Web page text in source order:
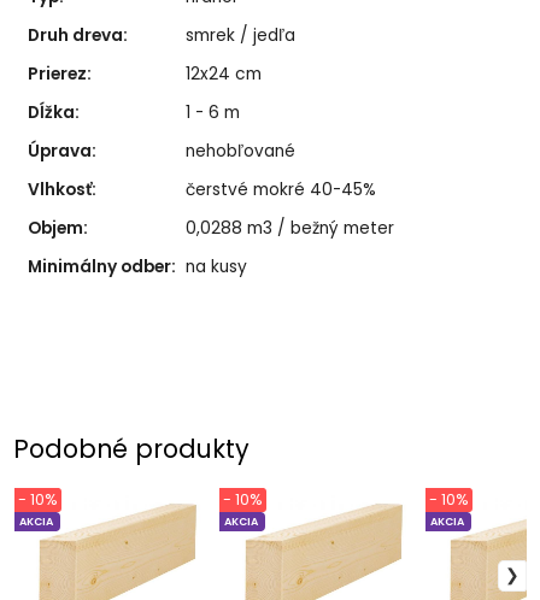
Druh dreva:
smrek / jedľa
Prierez:
12x24 cm
Dĺžka:
1 - 6 m
Úprava:
nehobľované
Vlhkosť:
čerstvé mokré 40-45%
Objem:
0,0288 m3 / bežný meter
Minimálny odber: na kusy
Podobné produkty
AKCIA
- 10%
AKCIA
- 10%
AKCIA
- 10%